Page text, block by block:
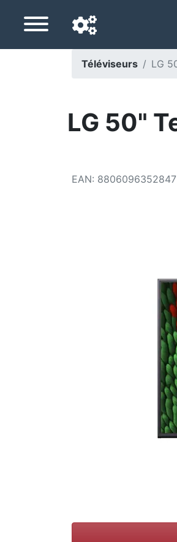
Pays de livraison
Téléviseurs LG
LG 50"
EAN: 8806096352847